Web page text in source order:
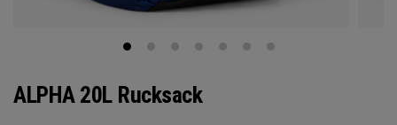
ALPHA 20L Rucksack